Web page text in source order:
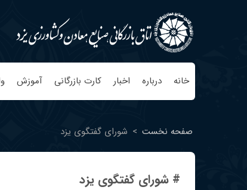
خانه درباره اخبار کارت بازرگانی آموزش
صفحه نخست > شورای گفتگوی یزد
# شورای گفتگوی یزد